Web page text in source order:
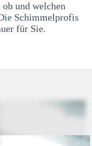
und welchen
Schimmelprofis
für Sie.